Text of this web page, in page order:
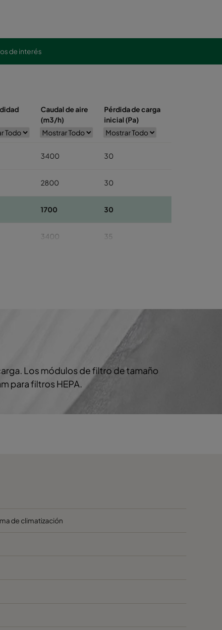
de interés
Caudal de aire
(m3/h)
Pérdida de carga
inicial (Pa)
3400 30
2800 30
1700 30
3400 35
Los módulos de filtro de tamaño
para filtros HEPA.
de climatización